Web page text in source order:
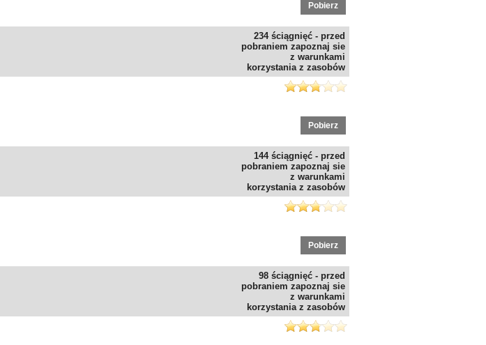
Pobierz
234 ściągnięć - przed
pobraniem zapoznaj sie
z warunkami
korzystania z zasobów
Pobierz
144 ściągnięć - przed
pobraniem zapoznaj sie
z warunkami
korzystania z zasobów
Pobierz
98 ściągnięć - przed
pobraniem zapoznaj sie
z warunkami
korzystania z zasobów